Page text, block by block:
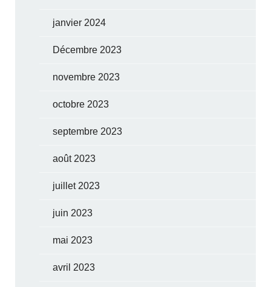
janvier 2024
Décembre 2023
novembre 2023
octobre 2023
septembre 2023
août 2023
juillet 2023
juin 2023
mai 2023
avril 2023